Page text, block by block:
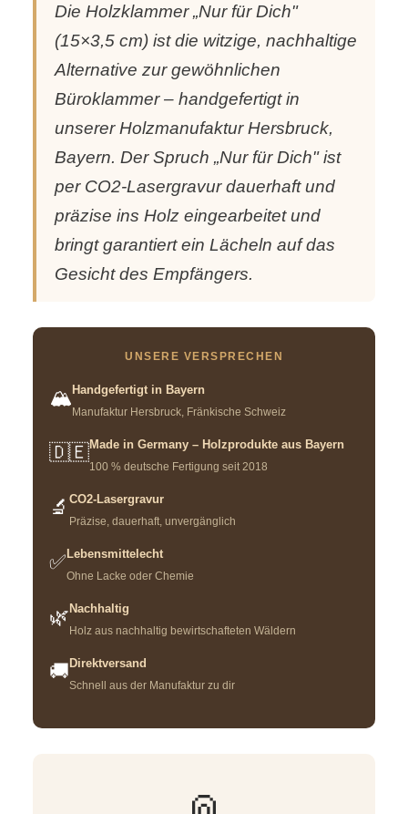
Die Holzklammer „Nur für Dich"
(15×3,5 cm) ist die witzige, nachhaltige
Alternative zur gewöhnlichen
Büroklammer – handgefertigt in
unserer Holzmanufaktur Hersbruck,
Bayern. Der Spruch „Nur für Dich" ist
per CO2-Lasergravur dauerhaft und
präzise ins Holz eingearbeitet und
bringt garantiert ein Lächeln auf das
Gesicht des Empfängers.
UNSERE VERSPRECHEN
🏔️ Handgefertigt in Bayern
Manufaktur Hersbruck, Fränkische Schweiz
🇩🇪Made in Germany – Holzprodukte aus Bayern
100 % deutsche Fertigung seit 2018
🔬 CO2-Lasergravur
Präzise, dauerhaft, unvergänglich
✅ Lebensmittelecht
Ohne Lacke oder Chemie
🌿 Nachhaltig
Holz aus nachhaltig bewirtschafteten Wäldern
🚚 Direktversand
Schnell aus der Manufaktur zu dir